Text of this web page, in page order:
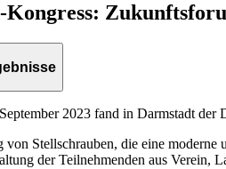
Kongress:
2023 fand in Darmstadt
Stellschrauben, die eine moderne
der Teilnehmenden aus Verein,